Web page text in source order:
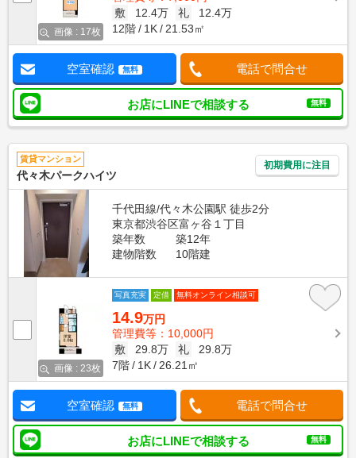
画像 : 17枚
敷
12.4万 礼
12.4万
12階
1K 21.53㎡
空室確認 無料 電話で問合せ
お店にLINEで相談する 無料
賃貸マンション
代々木パークハイツ
初期費用に注目
千代田線/代々木公園駅 徒歩2分
東京都渋谷区富ヶ谷１丁目
築年数
築12年
建物階数
10階建
画像 : 23枚
写真充実 定借 無料オンライン相談可
14.9万円
管理費等：10,000円
敷
29.8万 礼
29.8万
7階
1K 26.21㎡
空室確認 無料 電話で問合せ
お店にLINEで相談する 無料